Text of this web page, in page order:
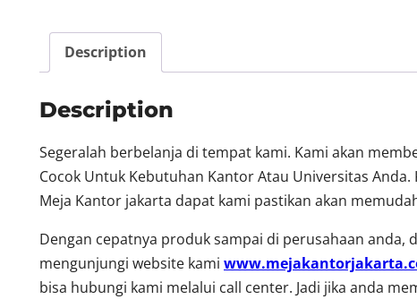
Description
Description
Segeralah berbelanja di tempat kami. Kami akan
Cocok Untuk Kebutuhan Kantor Atau Universitas
Meja Kantor jakarta dapat kami pastikan akan
Dengan cepatnya produk sampai di perusahaan anda,
mengunjungi website kami
bisa hubungi kami melalui call center. Jadi jika anda